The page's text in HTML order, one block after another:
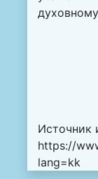
Источник
https://
lang=kk